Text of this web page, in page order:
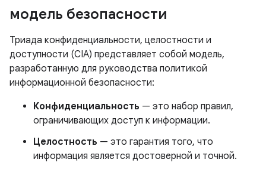
модель безопасности
Триада конфиденциальности, целостности и
доступности (CIA) представляет собой модель,
разработанную для руководства политикой
информационной безопасности:
Конфиденциальность — это набор правил,
ограничивающих доступ к информации.
Целостность — это гарантия того, что
информация является достоверной и точной.